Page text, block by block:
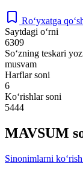
Ro‘yxatga
Saytdagi o‘rni
6309
So‘zning teskari
musvam
Harflar soni
6
Ko‘rishlar soni
5444
MAVSUM
Sinonimlarni